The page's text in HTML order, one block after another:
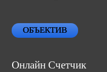
ОБЪЕКТИВ
Онлайн Счетчик